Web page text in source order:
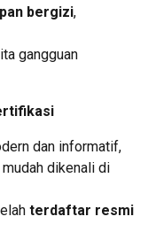
bergizi,
gangguan
dan informatif,
dikenali di
terdaftar resmi